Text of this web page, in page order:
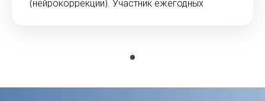
(нейрокоррекции). Участник ежегодных